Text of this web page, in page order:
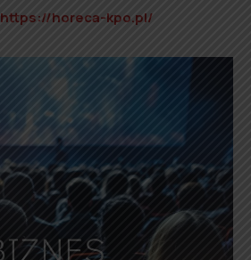
https://horeca-kpo.pl/